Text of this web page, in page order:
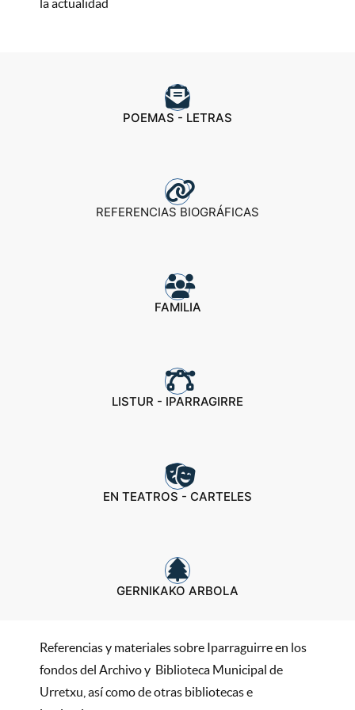
la actualidad
POEMAS - LETRAS
REFERENCIAS BIOGRÁFICAS
FAMILIA
LISTUR - IPARRAGIRRE
EN TEATROS - CARTELES
GERNIKAKO ARBOLA
Referencias y materiales sobre Iparraguirre en los
fondos del Archivo y Biblioteca Municipal de
Urretxu, así como de otras bibliotecas e